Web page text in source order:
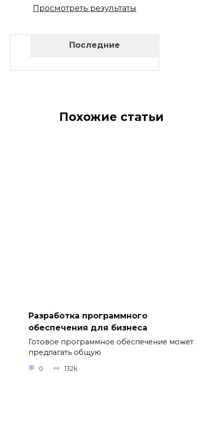
Просмотреть результаты
Последние
Похожие статьи
Разработка программного
обеспечения для бизнеса
Готовое программное обеспечение может
предлагать общую
0 132k.